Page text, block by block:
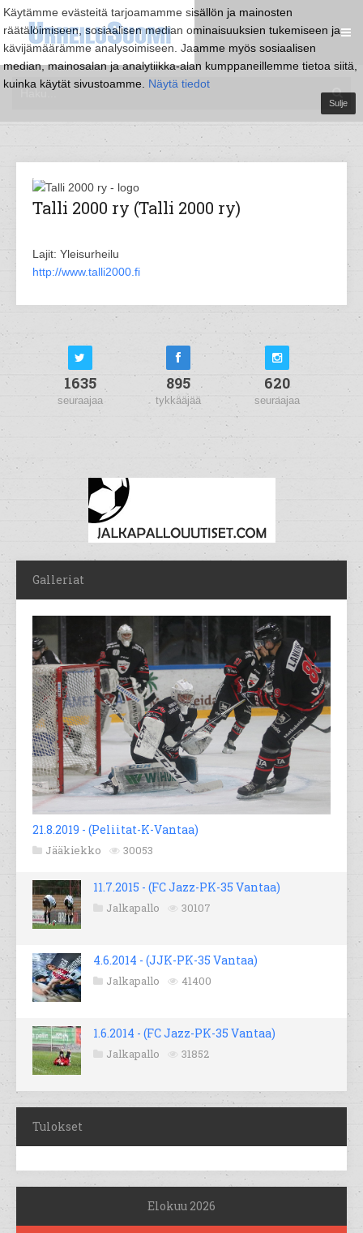
Käytämme evästeitä tarjoamamme sisällön ja mainosten
räätälöimiseen, sosiaalisen median ominaisuuksien tukemiseen ja
kävijämäärämme analysoimiseen. Jaamme myös sosiaalisen
median, mainosalan ja analytiikka-alan kumppaneillemme tietoa siitä,
kuinka käytät sivustoamme. Näytä tiedot
Sulje
Talli 2000 ry (Talli 2000 ry)
Lajit: Yleisurheilu
http://www.talli2000.fi
1635
seuraajaa
895
tykkääjää
620
seuraajaa
Galleriat
21.8.2019 - (Peliitat-K-Vantaa)
Jääkiekko 30053
11.7.2015 - (FC Jazz-PK-35 Vantaa)
Jalkapallo 30107
4.6.2014 - (JJK-PK-35 Vantaa)
Jalkapallo 41400
1.6.2014 - (FC Jazz-PK-35 Vantaa)
Jalkapallo 31852
Tulokset
Elokuu 2026